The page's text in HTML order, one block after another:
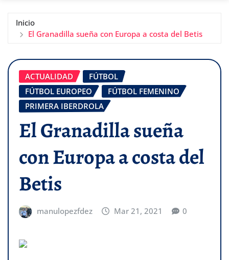
Inicio
El Granadilla sueña con Europa a costa del Betis
ACTUALIDAD
FÚTBOL
FÚTBOL EUROPEO
FÚTBOL FEMENINO
PRIMERA IBERDROLA
El Granadilla sueña
con Europa a costa del
Betis
manulopezfdez Mar 21, 2021 0